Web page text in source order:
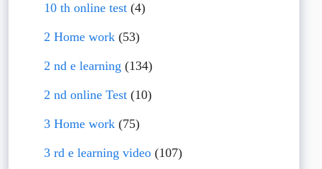
10 th online test(4)
2 Home work(53)
2 nd e learning (134)
2 nd online Test(10)
3 Home work(75)
3 rd e learning video(107)